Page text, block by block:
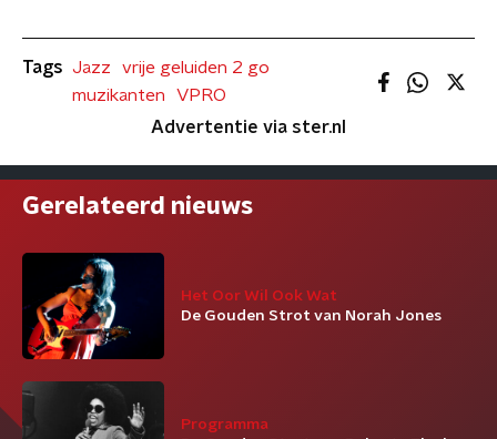
Tags Jazz
vrije geluiden 2 go
muzikanten
VPRO
Advertentie via ster.nl
Gerelateerd nieuws
Het Oor Wil Ook Wat
De Gouden Strot van Norah Jones
Programma